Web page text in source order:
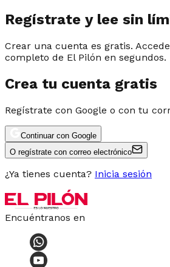
Regístrate y lee sin
Crear una cuenta es gratis.
completo de El Pilón en segundos.
Crea tu cuenta gratis
Regístrate con Google o con tu
Continuar con Google
O regístrate con correo electrónico
¿Ya tienes cuenta? Inicia sesión
Encuéntranos en